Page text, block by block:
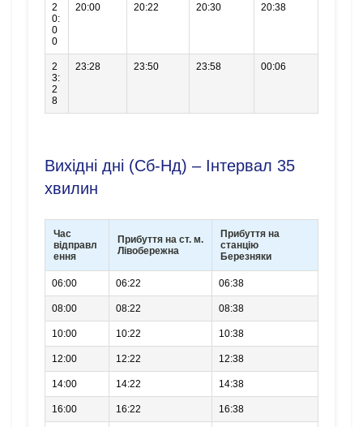
2
0:
0
0
20:00 20:22 20:30 20:38
2
3:
2
8
23:28 23:50 23:58 00:06
Вихідні дні (Сб-Нд) – Інтервал 35
хвилин
Час
відправл
ення
Прибуття на ст. м.
Лівобережна
Прибуття на
станцію
Березняки
06:00 06:22 06:38
08:00 08:22 08:38
10:00 10:22 10:38
12:00 12:22 12:38
14:00 14:22 14:38
16:00 16:22 16:38